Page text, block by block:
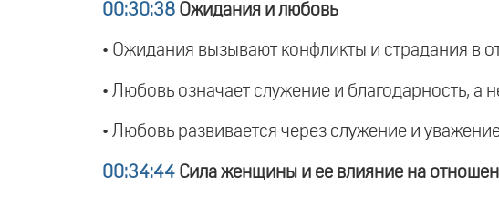
00:30:38 Ожидания и любовь
• Ожидания вызывают конфликты и страдания в
• Любовь означает служение и благодарность, а
• Любовь развивается через служение и
00:34:44 Сила женщины и ее влияние на